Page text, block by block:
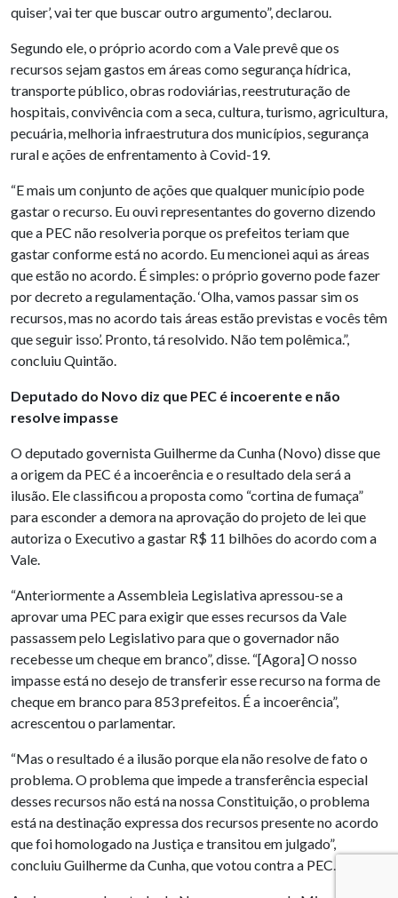
quiser’, vai ter que buscar outro argumento”, declarou.
Segundo ele, o próprio acordo com a Vale prevê que os
recursos sejam gastos em áreas como segurança hídrica,
transporte público, obras rodoviárias, reestruturação de
hospitais, convivência com a seca, cultura, turismo, agricultura,
pecuária, melhoria infraestrutura dos municípios, segurança
rural e ações de enfrentamento à Covid-19.
“E mais um conjunto de ações que qualquer município pode
gastar o recurso. Eu ouvi representantes do governo dizendo
que a PEC não resolveria porque os prefeitos teriam que
gastar conforme está no acordo. Eu mencionei aqui as áreas
que estão no acordo. É simples: o próprio governo pode fazer
por decreto a regulamentação. ‘Olha, vamos passar sim os
recursos, mas no acordo tais áreas estão previstas e vocês têm
que seguir isso’. Pronto, tá resolvido. Não tem polêmica.”,
concluiu Quintão.
Deputado do Novo diz que PEC é incoerente e não
resolve impasse
O deputado governista Guilherme da Cunha (Novo) disse que
a origem da PEC é a incoerência e o resultado dela será a
ilusão. Ele classificou a proposta como “cortina de fumaça”
para esconder a demora na aprovação do projeto de lei que
autoriza o Executivo a gastar R$ 11 bilhões do acordo com a
Vale.
“Anteriormente a Assembleia Legislativa apressou-se a
aprovar uma PEC para exigir que esses recursos da Vale
passassem pelo Legislativo para que o governador não
recebesse um cheque em branco”, disse. “[Agora] O nosso
impasse está no desejo de transferir esse recurso na forma de
cheque em branco para 853 prefeitos. É a incoerência”,
acrescentou o parlamentar.
“Mas o resultado é a ilusão porque ela não resolve de fato o
problema. O problema que impede a transferência especial
desses recursos não está na nossa Constituição, o problema
está na destinação expressa dos recursos presente no acordo
que foi homologado na Justiça e transitou em julgado”,
concluiu Guilherme da Cunha, que votou contra a PEC.